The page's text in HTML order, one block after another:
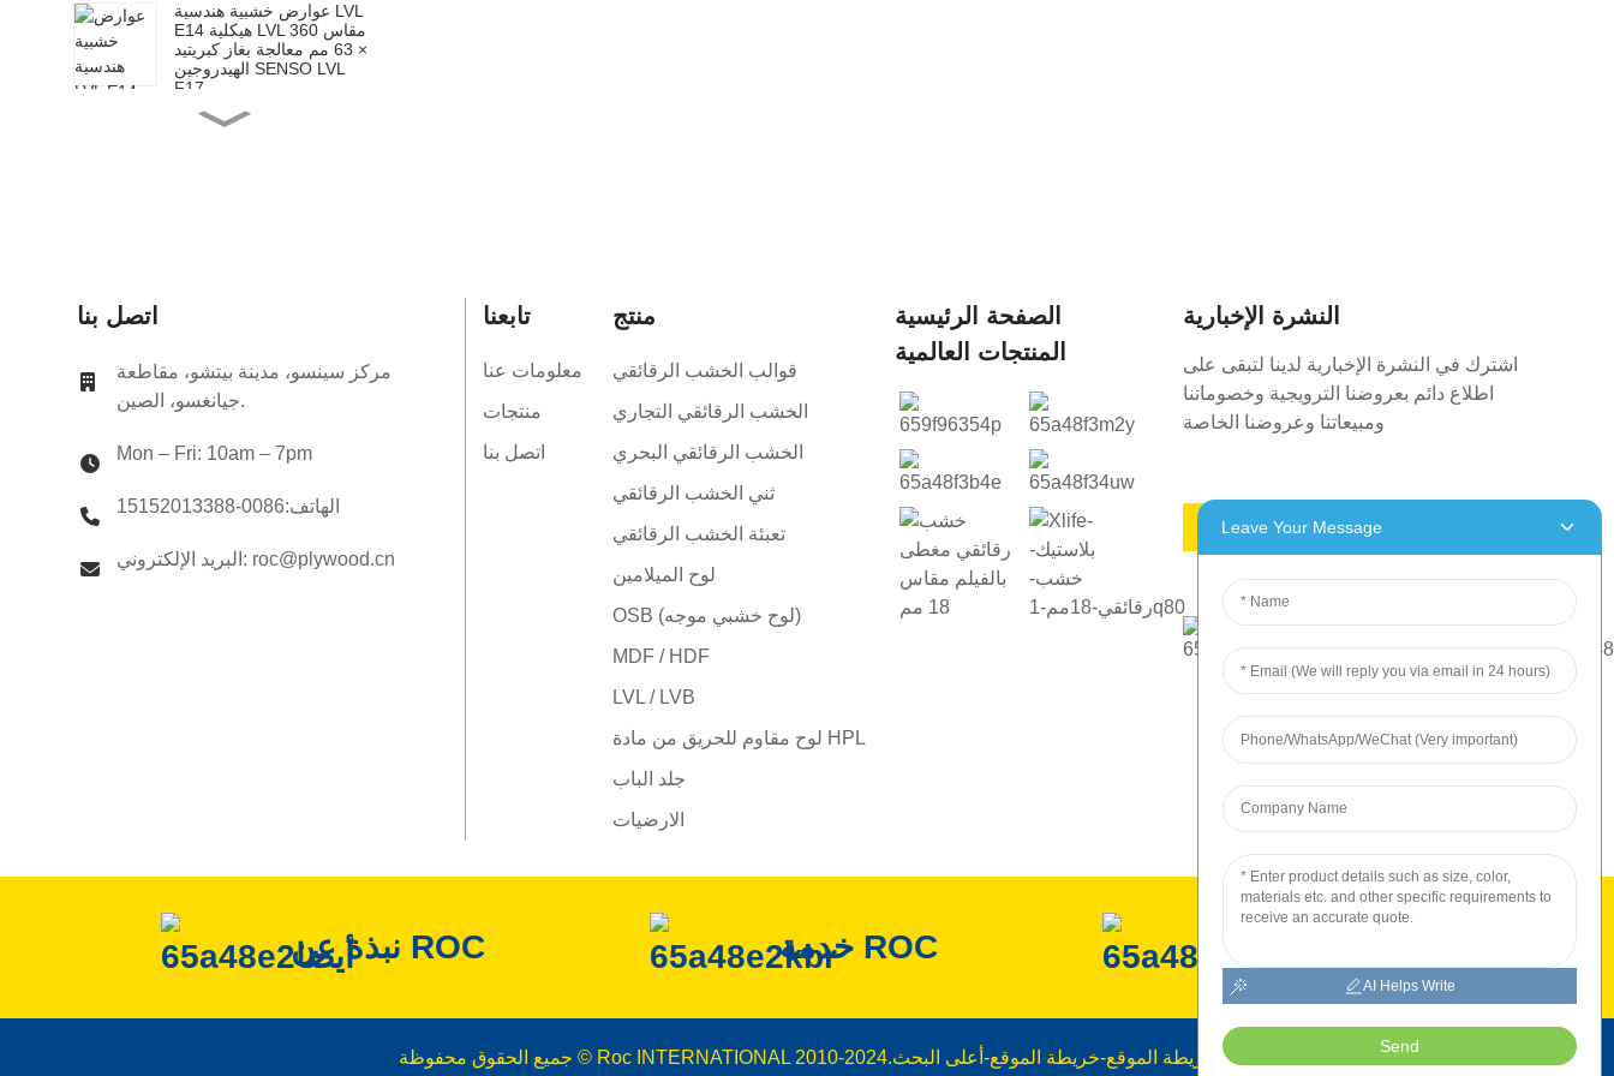
عوارض خشبية هندسية LVL
E14 هيكلية LVL مقاس 360
× 63 مم معالجة بغاز كبريتيد
الهيدروجين SENSO LVL
F17
عوارض خشبية هندسية LVL
الهيدروجين SENSO LVL
F17
عوارض خشبية هندسية LVL
× 65 مم معالجة بغاز كبريتيد
اتصل بنا
مركز سينسو، مدينة بيتشو، مقاطعة
جيانغسو، الصين.
Mon – Fri: 10am – 7pm
الهاتف:0086-15152013388
البريد الإلكتروني: roc@plywood.cn
تابعنا
معلومات عنا
منتجات
اتصل بنا
منتج
قوالب الخشب الرقائقي
الخشب الرقائقي التجاري
الخشب الرقائقي البحري
ثني الخشب الرقائقي
تعبئة الخشب الرقائقي
لوح الميلامين
OSB (لوح خشبي موجه)
MDF / HDF
LVL / LVB
لوح مقاوم للحريق من مادة HPL
جلد الباب
الارضيات
الصفحة الرئيسية
المنتجات العالمية
النشرة الإخبارية
اشترك في النشرة الإخبارية لدينا لتبقى على
اطلاع دائم بعروضنا الترويجية وخصوماتنا
ومبيعاتنا وعروضنا الخاصة
اطلب عرض أسعار
نبذة عن ROC خدمة ROC
جميع الحقوق محفوظة © Roc INTERNATIONAL 2010-2024. خريطة الموقع-خريطة الموقع- أعلى البحث
Leave Your Message
AI Helps Write
Send